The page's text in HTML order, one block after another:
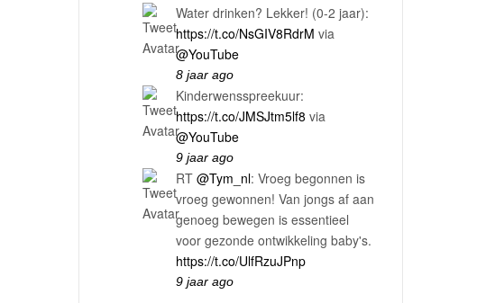
Water drinken? Lekker! (0-2 jaar):
https://t.co/NsGIV8RdrM via
@YouTube
8 jaar ago
Kinderwensspreekuur:
https://t.co/JMSJtm5lf8 via
@YouTube
9 jaar ago
RT @Tym_nl: Vroeg begonnen is
vroeg gewonnen! Van jongs af aan
genoeg bewegen is essentieel
voor gezonde ontwikkeling baby's.
https://t.co/UlfRzuJPnp
9 jaar ago